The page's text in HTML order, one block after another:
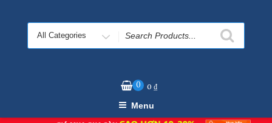
Search
for
0 0₫
Menu